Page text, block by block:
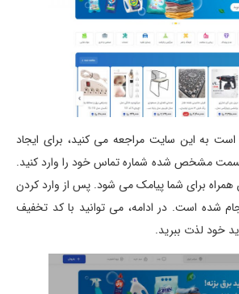
به این سایت مراجعه می کنید، برای ایجاد
مشخص شده شماره تماس خود را وارد کنید.
برای شما پیامک می شود. پس از وارد کردن
شده است. در ادامه، می توانید با کد تخفیف
خود لذت ببرید.